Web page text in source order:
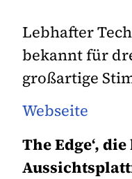
Lebhafter
bekannt für
großartige
Webseite
The Edge‘,